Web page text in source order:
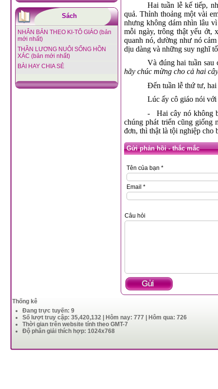
Sách
NHÂN BẢN THEO KI-TÔ GIÁO (bản
mới nhất)
THẦN LƯƠNG NUÔI SỐNG HỒN
XÁC (bản mới nhất)
BÀI HAY CHIA SẺ
Hai tuần lễ kế tiếp,
quả. Thỉnh thoảng một vài
nhưng không dám nhìn lâu
mỗi ngày, trông thật yếu ớt,
quanh nó, dường như nó
dịu dàng và những suy nghĩ
Và đúng hai tuần sau
hãy chúc mừng cho cả hai
Đến tuần lễ thứ tư, hai
Lúc ấy cô giáo nói với
-
Hai cây nó không
chúng phát triển cũng giống
đơn, thì thật là tội nghiệp cho
Gửi phản hồi - thắc mắc
Tên của bạn *
Email *
Câu hỏi
Thống kê
Đang trực tuyến: 9
Số lượt truy cập: 35,420,132 | Hôm nay: 777 | Hôm qua: 726
Thời gian trên website tính theo GMT-7
Độ phân giải thích hợp: 1024x768